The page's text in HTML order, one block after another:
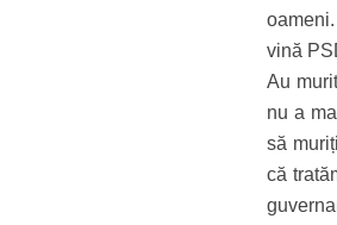
vină
Au
nu a
să
că